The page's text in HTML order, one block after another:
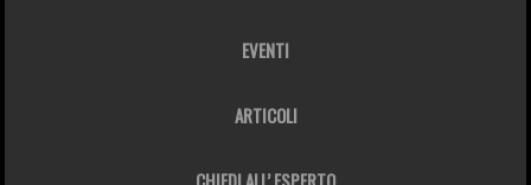
EVENTI
ARTICOLI